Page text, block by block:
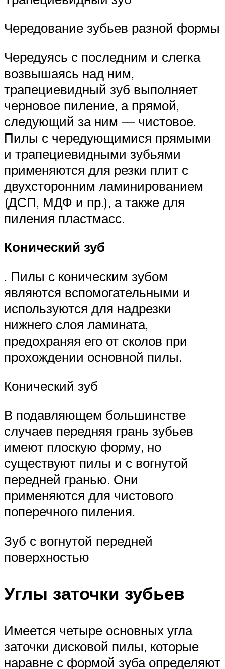
Чередование зубьев разной формы
Чередуясь с последним и слегка
возвышаясь над ним,
трапециевидный зуб выполняет
черновое пиление, а прямой,
следующий за ним — чистовое.
Пилы с чередующимися прямыми
и трапециевидными зубьями
применяются для резки плит с
двухсторонним ламинированием
(ДСП, МДФ и пр.), а также для
пиления пластмасс.
Конический зуб
. Пилы с коническим зубом
являются вспомогательными и
используются для надрезки
нижнего слоя ламината,
предохраняя его от сколов при
прохождении основной пилы.
Конический зуб
В подавляющем большинстве
случаев передняя грань зубьев
имеют плоскую форму, но
существуют пилы и с вогнутой
передней гранью. Они
применяются для чистового
поперечного пиления.
Зуб с вогнутой передней
поверхностью
Углы заточки зубьев
Имеется четыре основных угла
заточки дисковой пилы, которые
наравне с формой зуба определяют